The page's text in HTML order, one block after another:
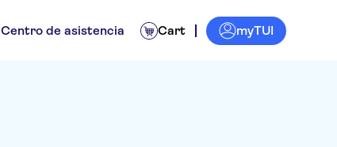
Centro de asistencia Cart myTUI